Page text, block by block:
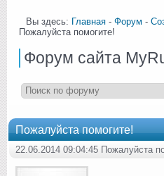
Вы здесь: Главная - Форум -
Пожалуйста помогите!
Форум сайта
Пожалуйста помогите!
22.06.2014 09:04:45 Пожалуйста